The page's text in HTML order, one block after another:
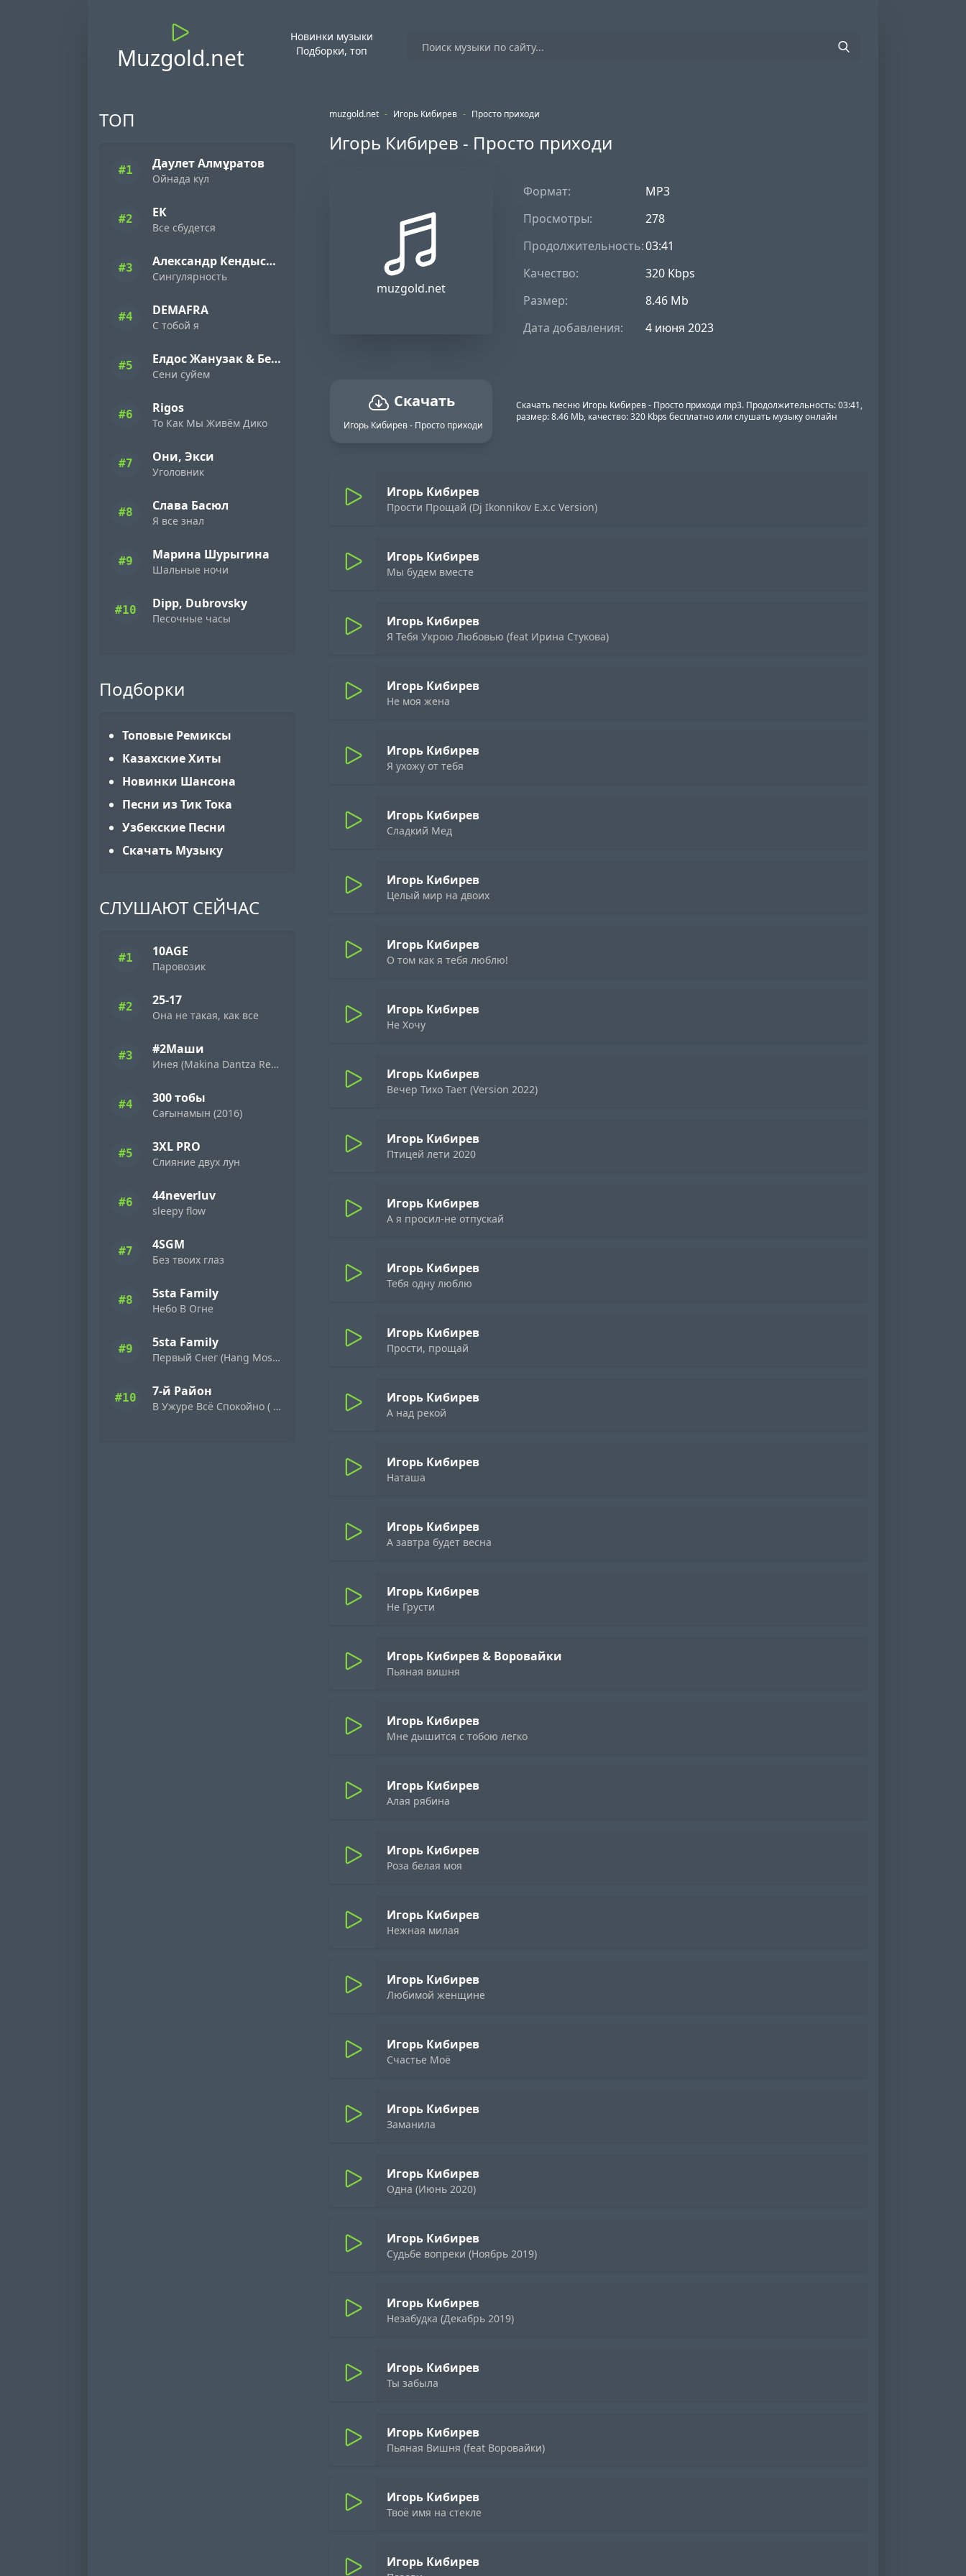
Muzgold.net
Новинки музыки
Подборки, топ
ТОП
#1 Даулет Алмұратов
Ойнада күл
#2 ЕК
Все сбудется
#3 Александр Кендысь & W.J.Rec
Сингулярность
#4 DEMAFRA
С тобой я
#5 Елдос Жанузак & Бейбарыс Садык
Сени суйем
#6 Rigos
То Как Мы Живём Дико
#7 Они, Экси
Уголовник
#8 Слава Басюл
Я все знал
#9 Марина Шурыгина
Шальные ночи
#10 Dipp, Dubrovsky
Песочные часы
Подборки
Топовые Ремиксы
Казахские Хиты
Новинки Шансона
Песни из Тик Тока
Узбекские Песни
Скачать Музыку
СЛУШАЮТ СЕЙЧАС
#1 10AGE
Паровозик
#2 25-17
Она не такая, как все
#3 #2Маши
Инея (Makina Dantza Remix)
#4 300 тобы
Сағынамын (2016)
#5 3XL PRO
Слияние двух лун
#6 44neverluv
sleepy flow
#7 4SGM
Без твоих глаз
#8 5sta Family
Небо В Огне
#9 5sta Family
Первый Снег (Hang Mos & Kolya Dark Radio Edit)
#10 7-й Район
В Ужуре Всё Спокойно ( 1992 )
muzgold.net - Игорь Кибирев - Просто приходи
Игорь Кибирев - Просто приходи
muzgold.net
Формат:
MP3
Просмотры:
278
Продолжительность:03:41
Качество:
320 Kbps
Размер:
8.46 Mb
Дата добавления:
4 июня 2023
Скачать
Игорь Кибирев - Просто приходи
Скачать песню Игорь Кибирев - Просто приходи mp3. Продолжительность: 03:41,
размер: 8.46 Mb, качество: 320 Kbps бесплатно или слушать музыку онлайн
Игорь Кибирев
Прости Прощай (Dj Ikonnikov E.x.c Version)
Игорь Кибирев
Мы будем вместе
Игорь Кибирев
Я Тебя Укрою Любовью (feat Ирина Стукова)
Игорь Кибирев
Не моя жена
Игорь Кибирев
Я ухожу от тебя
Игорь Кибирев
Сладкий Мед
Игорь Кибирев
Целый мир на двоих
Игорь Кибирев
О том как я тебя люблю!
Игорь Кибирев
Не Хочу
Игорь Кибирев
Вечер Тихо Тает (Version 2022)
Игорь Кибирев
Птицей лети 2020
Игорь Кибирев
А я просил-не отпускай
Игорь Кибирев
Тебя одну люблю
Игорь Кибирев
Прости, прощай
Игорь Кибирев
А над рекой
Игорь Кибирев
Наташа
Игорь Кибирев
А завтра будет весна
Игорь Кибирев
Не Грусти
Игорь Кибирев & Воровайки
Пьяная вишня
Игорь Кибирев
Мне дышится с тобою легко
Игорь Кибирев
Алая рябина
Игорь Кибирев
Роза белая моя
Игорь Кибирев
Нежная милая
Игорь Кибирев
Любимой женщине
Игорь Кибирев
Счастье Моё
Игорь Кибирев
Заманила
Игорь Кибирев
Одна (Июнь 2020)
Игорь Кибирев
Судьбе вопреки (Ноябрь 2019)
Игорь Кибирев
Незабудка (Декабрь 2019)
Игорь Кибирев
Ты забыла
Игорь Кибирев
Пьяная Вишня (feat Воровайки)
Игорь Кибирев
Твоё имя на стекле
Игорь Кибирев